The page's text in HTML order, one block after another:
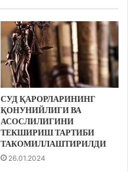
СУД ҚАРОРЛАРИНИНГ
ҚОНУНИЙЛИГИ ВА
АСОСЛИЛИГИНИ
ТЕКШИРИШ ТАРТИБИ
ТАКОМИЛЛАШТИРИЛДИ
26.01.2024